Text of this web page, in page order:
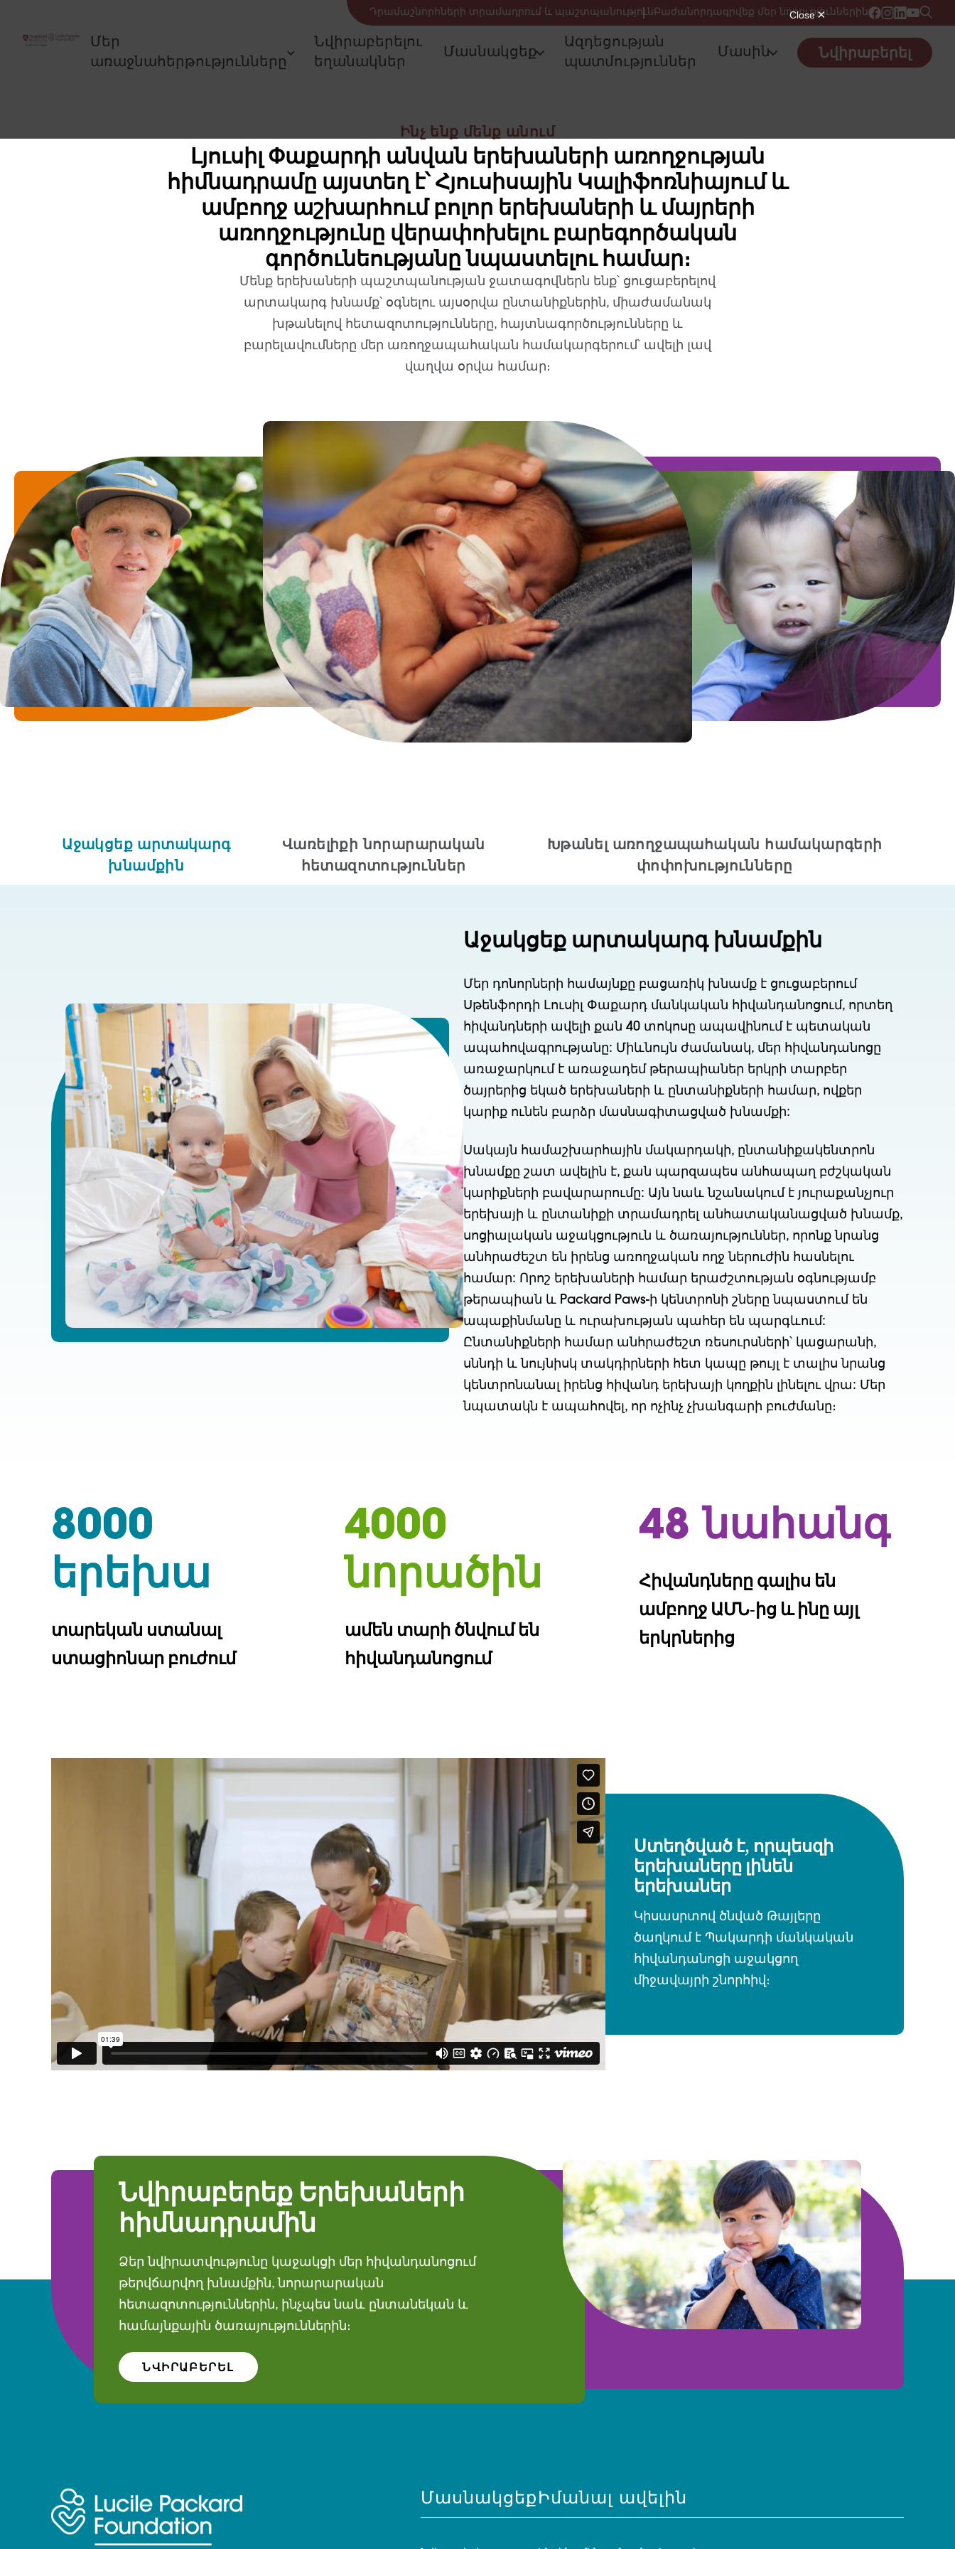
Դրամաշնորհների տրամադրում և պաշտպանությունԲաժանորդագրվեք մեր նորություններին
Մեր
առաջնահերթությունները
Նվիրաբերելու
եղանակներ
Մասնակցեք
Ազդեցության
պատմություններ
Մասին Նվիրաբերել
Ինչ ենք մենք անում
Լյուսիլ Փաքարդի անվան երեխաների առողջության
հիմնադրամը այստեղ է՝ Հյուսիսային Կալիֆոռնիայում և
ամբողջ աշխարհում բոլոր երեխաների և մայրերի
առողջությունը վերափոխելու բարեգործական
գործունեությանը նպաստելու համար։
Մենք երեխաների պաշտպանության ջատագովներն ենք՝ ցուցաբերելով
արտակարգ խնամք՝ օգնելու այսօրվա ընտանիքներին, միաժամանակ
խթանելով հետազոտությունները, հայտնագործությունները և
բարելավումները մեր առողջապահական համակարգերում՝ ավելի լավ
վաղվա օրվա համար։
Աջակցեք արտակարգ
խնամքին
Վառելիքի նորարարական
հետազոտություններ
Խթանել առողջապահական համակարգերի
փոփոխությունները
Աջակցեք արտակարգ խնամքին
Մեր դոնորների համայնքը բացառիկ խնամք է ցուցաբերում
Սթենֆորդի Լուսիլ Փաքարդ մանկական հիվանդանոցում, որտեղ
հիվանդների ավելի քան 40 տոկոսը ապավինում է պետական
ապահովագրությանը: Միևնույն ժամանակ, մեր հիվանդանոցը
առաջարկում է առաջադեմ թերապիաներ երկրի տարբեր
ծայրերից եկած երեխաների և ընտանիքների համար, ովքեր
կարիք ունեն բարձր մասնագիտացված խնամքի:
Սակայն համաշխարհային մակարդակի, ընտանիքակենտրոն
խնամքը շատ ավելին է, քան պարզապես անհապաղ բժշկական
կարիքների բավարարումը: Այն նաև նշանակում է յուրաքանչյուր
երեխայի և ընտանիքի տրամադրել անհատականացված խնամք,
սոցիալական աջակցություն և ծառայություններ, որոնք նրանց
անհրաժեշտ են իրենց առողջական ողջ ներուժին հասնելու
համար: Որոշ երեխաների համար երաժշտության օգնությամբ
թերապիան և Packard Paws-ի կենտրոնի շները նպաստում են
ապաքինմանը և ուրախության պահեր են պարգևում:
Ընտանիքների համար անհրաժեշտ ռեսուրսների՝ կացարանի,
սննդի և նույնիսկ տակդիրների հետ կապը թույլ է տալիս նրանց
կենտրոնանալ իրենց հիվանդ երեխայի կողքին լինելու վրա: Մեր
նպատակն է ապահովել, որ ոչինչ չխանգարի բուժմանը։
8000
երեխա
տարեկան ստանալ
ստացիոնար բուժում
4000
նորածին
ամեն տարի ծնվում են
հիվանդանոցում
48 նահանգ
Հիվանդները գալիս են
ամբողջ ԱՄՆ-ից և ինը այլ
երկրներից
Ստեղծված է, որպեսզի
երեխաները լինեն
երեխաներ
Կիսասրտով ծնված Թայլերը
ծաղկում է Պակարդի մանկական
հիվանդանոցի աջակցող
միջավայրի շնորհիվ։
Նվիրաբերեք Երեխաների
հիմնադրամին
Ձեր նվիրատվությունը կաջակցի մեր հիվանդանոցում
թերվճարվող խնամքին, նորարարական
հետազոտություններին, ինչպես նաև ընտանեկան և
համայնքային ծառայություններին։
ՆՎԻՐԱԲԵՐԵԼ
Մասնակցեք Իմանալ ավելին